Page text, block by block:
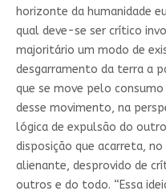
horizonte da humanidade
qual deve-se ser crítico
majoritário um modo de
desgarramento da terra a
que se move pelo
desse movimento, na
lógica de expulsão do
disposição que acarreta,
alienante, desprovido de
outros e do todo. “Essa